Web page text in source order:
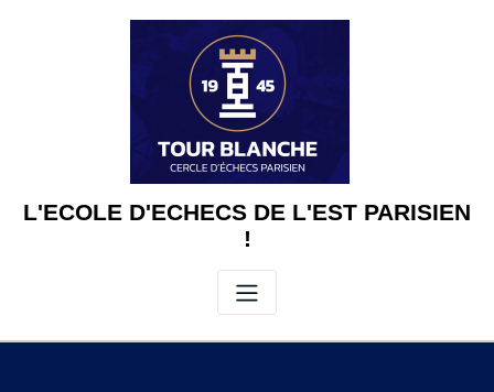
L'ECOLE D'ECHECS DE L'EST PARISIEN
!